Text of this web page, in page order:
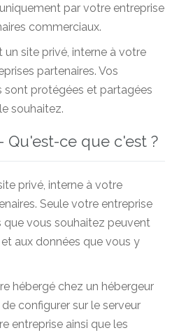
par votre entreprise
commerciaux.
un site privé, interne à votre
partenaires. Vos
sont protégées et partagées
souhaitez.
Qu'est-ce que c'est ?
privé, interne à votre
Seule votre entreprise
que vous souhaitez peuvent
aux données que vous y
hébergé chez un hébergeur
configurer sur le serveur
entreprise ainsi que les